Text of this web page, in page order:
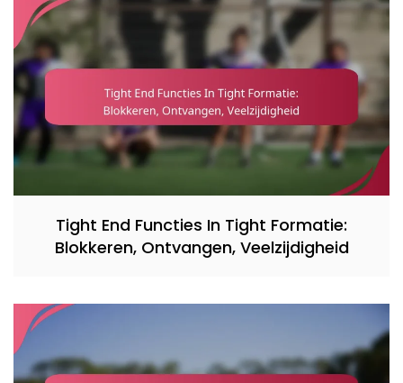
Tight End Functies In Tight Formatie:
Blokkeren, Ontvangen, Veelzijdigheid